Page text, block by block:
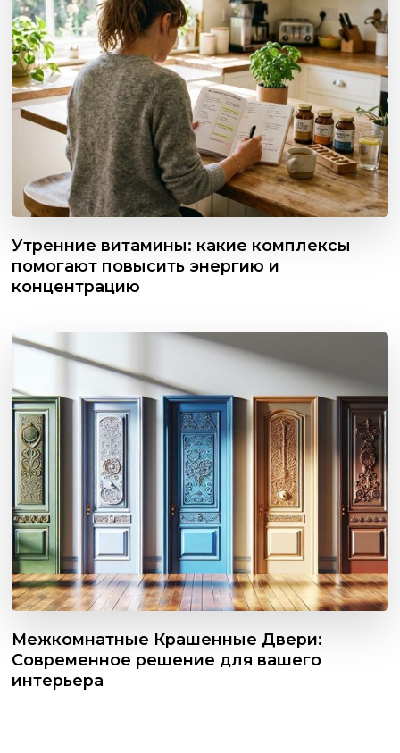
Утренние витамины: какие комплексы
помогают повысить энергию и
концентрацию
Межкомнатные Крашенные Двери:
Современное решение для вашего
интерьера